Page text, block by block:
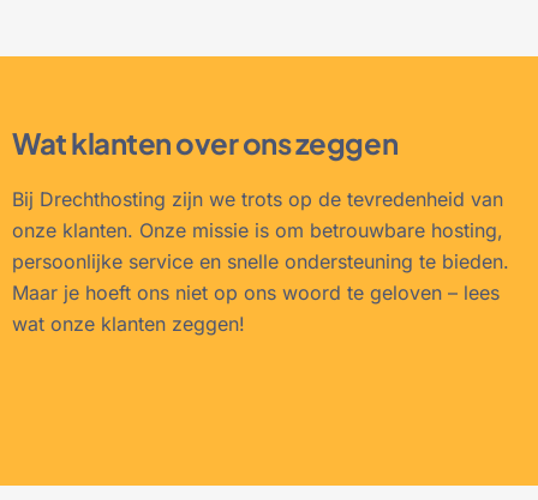
Wat klanten over ons zeggen
Bij Drechthosting zijn we trots op de tevredenheid van
onze klanten. Onze missie is om betrouwbare hosting,
persoonlijke service en snelle ondersteuning te bieden.
Maar je hoeft ons niet op ons woord te geloven – lees
wat onze klanten zeggen!